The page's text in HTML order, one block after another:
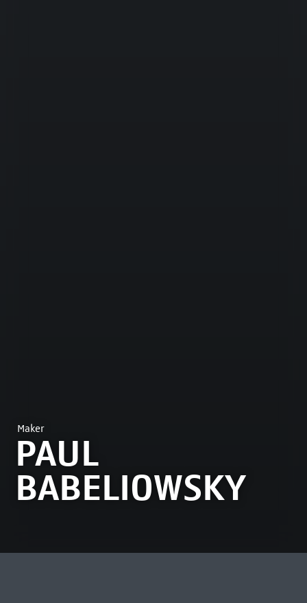
Maker
PAUL
BABELIOWSKY